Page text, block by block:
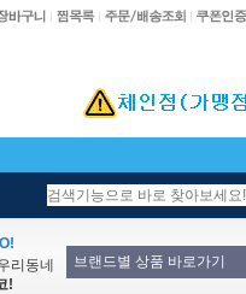
리동네
!